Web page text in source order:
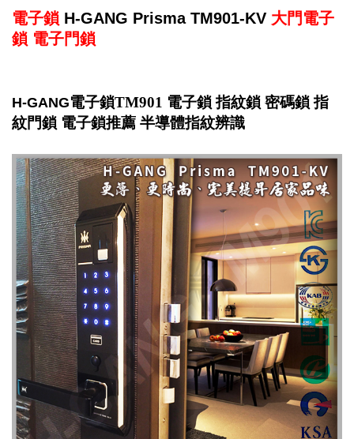
電子鎖 H-GANG Prisma TM901-KV 大門電子
鎖 電子門鎖
H-GANG電子鎖TM901 電子鎖 指紋鎖 密碼鎖 指
紋門鎖 電子鎖推薦 半導體指紋辨識